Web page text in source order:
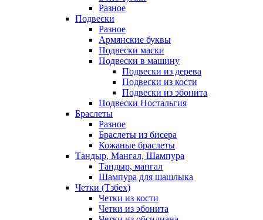
Разное
Подвески
Разное
Армянские буквы
Подвески маски
Подвески в машину
Подвески из дерева
Подвески из кости
Подвески из эбонита
Подвески Ностальгия
Браслеты
Разное
Браслеты из бисера
Кожаные браслеты
Тандыр, Мангал, Шампура
Тандыр, мангал
Шампура для шашлыка
Четки (Тзбех)
Четки из кости
Четки из эбонита